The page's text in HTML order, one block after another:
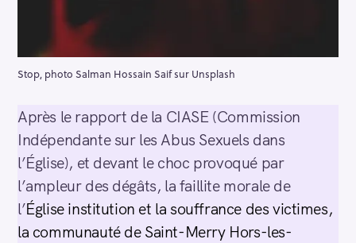
Stop, photo Salman Hossain Saif sur Unsplash
Après le rapport de la CIASE (Commission
Indépendante sur les Abus Sexuels dans
l’Église), et devant le choc provoqué par
l’ampleur des dégâts, la faillite morale de
l’Église institution et la souffrance des victimes,
la communauté de Saint-Merry Hors-les-